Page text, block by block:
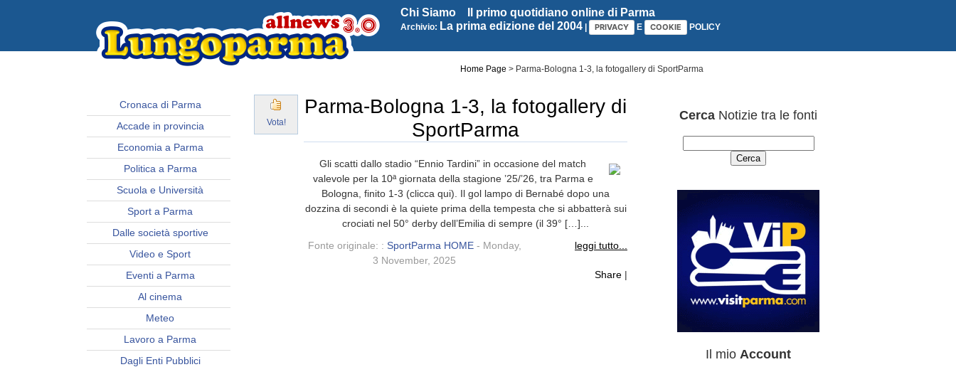
Chi Siamo Il primo quotidiano online di Parma
Archivio: La prima edizione del 2004 | PRIVACY E COOKIE POLICY
Home Page > Parma-Bologna 1-3, la fotogallery di SportParma
Cronaca di Parma
Accade in provincia
Economia a Parma
Politica a Parma
Scuola e Università
Sport a Parma
Dalle società sportive
Video e Sport
Eventi a Parma
Al cinema
Meteo
Lavoro a Parma
Dagli Enti Pubblici
Vota!
Parma-Bologna 1-3, la fotogallery di
SportParma
Gli scatti dallo stadio “Ennio Tardini” in occasione del match
valevole per la 10ª giornata della stagione ’25/’26, tra Parma e
Bologna, finito 1-3 (clicca qui). Il gol lampo di Bernabé dopo una
dozzina di secondi è la quiete prima della tempesta che si abbatterà sui
crociati nel 50° derby dell’Emilia di sempre (il 39° […]...
leggi tutto...
Share |
Fonte originale: : SportParma HOME- Monday,
3 November, 2025
Cerca Notizie tra le fonti
Il mio Account